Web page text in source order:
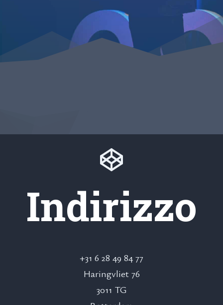
Indirizzo
+31 6 28 49 84 77
Haringvliet 76
3011 TG